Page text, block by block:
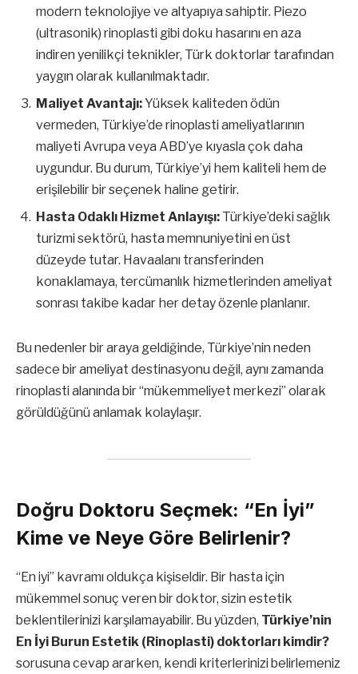
modern teknolojiye ve altyapıya sahiptir. Piezo
(ultrasonik) rinoplasti gibi doku hasarını en aza
indiren yenilikçi teknikler, Türk doktorlar tarafından
yaygın olarak kullanılmaktadır.
Maliyet Avantajı:Yüksek kaliteden ödün
vermeden, Türkiye’de rinoplasti ameliyatlarının
maliyeti Avrupa veya ABD’ye kıyasla çok daha
uygundur. Bu durum, Türkiye’yi hem kaliteli hem de
erişilebilir bir seçenek haline getirir.
Hasta Odaklı Hizmet Anlayışı: Türkiye’deki sağlık
turizmi sektörü, hasta memnuniyetini en üst
düzeyde tutar. Havaalanı transferinden
konaklamaya, tercümanlık hizmetlerinden ameliyat
sonrası takibe kadar her detay özenle planlanır.
Bu nedenler bir araya geldiğinde, Türkiye’nin neden
sadece bir ameliyat destinasyonu değil, aynı zamanda
rinoplasti alanında bir “mükemmeliyet merkezi” olarak
görüldüğünü anlamak kolaylaşır.
Doğru Doktoru Seçmek: “En İyi”
Kime ve Neye Göre Belirlenir?
“En iyi” kavramı oldukça kişiseldir. Bir hasta için
mükemmel sonuç veren bir doktor, sizin estetik
beklentilerinizi karşılamayabilir. Bu yüzden, Türkiye’nin
En İyi Burun Estetik (Rinoplasti) doktorları kimdir?
sorusuna cevap ararken, kendi kriterlerinizi belirlemeniz